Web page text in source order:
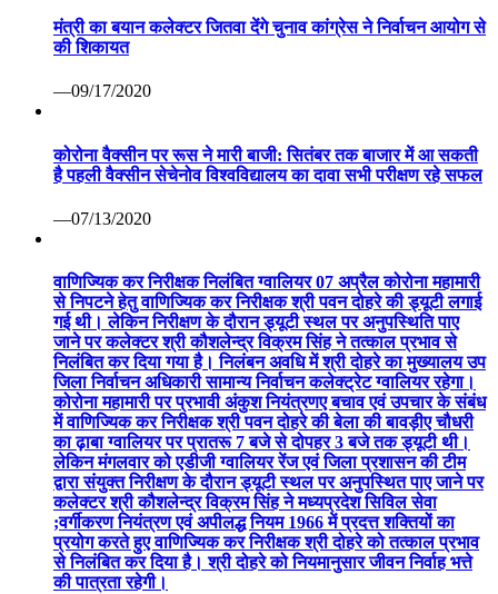
मंत्री का बयान कलेक्टर जितवा देंगे चुनाव कांग्रेस ने निर्वाचन आयोग से
की शिकायत
—09/17/2020
कोरोना वैक्सीन पर रूस ने मारी बाजी: सितंबर तक बाजार में आ सकती
है पहली वैक्सीन सेचेनोव विश्वविद्यालय का दावा सभी परीक्षण रहे सफल
—07/13/2020
वाणिज्यिक कर निरीक्षक निलंबित ग्वालियर 07 अप्रैल कोरोना महामारी
से निपटने हेतु वाणिज्यिक कर निरीक्षक श्री पवन दोहरे की ड्यूटी लगाई
गई थी। लेकिन निरीक्षण के दौरान ड्यूटी स्थल पर अनुपस्थिति पाए
जाने पर कलेक्टर श्री कौशलेन्द्र विक्रम सिंह ने तत्काल प्रभाव से
निलंबित कर दिया गया है। निलंबन अवधि में श्री दोहरे का मुख्यालय उप
जिला निर्वाचन अधिकारी सामान्य निर्वाचन कलेक्ट्रेट ग्वालियर रहेगा।
कोरोना महामारी पर प्रभावी अंकुश नियंत्रणए बचाव एवं उपचार के संबंध
में वाणिज्यिक कर निरीक्षक श्री पवन दोहरे की बेला की बावड़ीए चौधरी
का ढ़ाबा ग्वालियर पर प्रातरू 7 बजे से दोपहर 3 बजे तक ड्यूटी थी।
लेकिन मंगलवार को एडीजी ग्वालियर रेंज एवं जिला प्रशासन की टीम
द्वारा संयुक्त निरीक्षण के दौरान ड्यूटी स्थल पर अनुपस्थित पाए जाने पर
कलेक्टर श्री कौशलेन्द्र विक्रम सिंह ने मध्यप्रदेश सिविल सेवा
;वर्गीकरण नियंत्रण एवं अपीलद्ध नियम 1966 में प्रदत्त शक्तियों का
प्रयोग करते हुए वाणिज्यिक कर निरीक्षक श्री दोहरे को तत्काल प्रभाव
से निलंबित कर दिया है। श्री दोहरे को नियमानुसार जीवन निर्वाह भत्ते
की पात्रता रहेगी।